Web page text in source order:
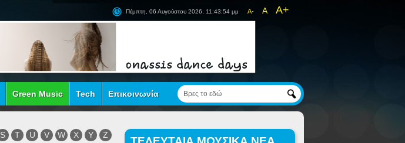
A- A A+
Πέμπτη, 06 Αυγούστου 2026, 11:43:55 μμ
Green Music Tech Επικοινωνία
S T U V W X Y
Z